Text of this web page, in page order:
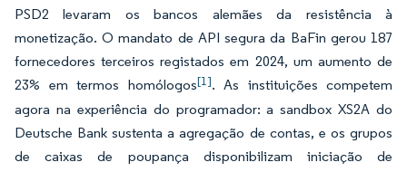
PSD2 levaram os bancos alemães da resistência à
monetização. O mandato de API segura da BaFin gerou 187
fornecedores terceiros registados em 2024, um aumento de
23% em termos homólogos[1]. As instituições competem
agora na experiência do programador: a sandbox XS2A do
Deutsche Bank sustenta a agregação de contas, e os grupos
de caixas de poupança disponibilizam iniciação de